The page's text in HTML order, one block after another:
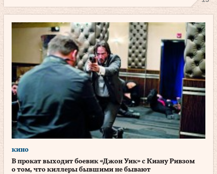
кино
В прокат выходит боевик «Джон Уик» с Киану Ривзом
о том, что киллеры бывшими не бывают